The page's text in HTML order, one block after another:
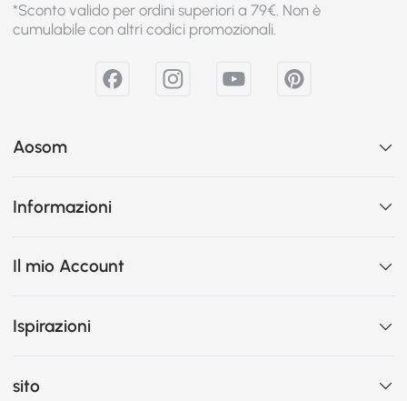
*Sconto valido per ordini superiori a 79€. Non è
cumulabile con altri codici promozionali.
Aosom
Informazioni
Il mio Account
Ispirazioni
sito